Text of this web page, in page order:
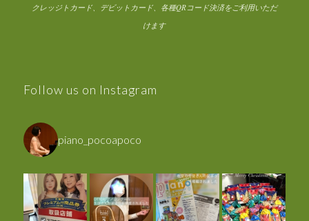
クレッジトカード、デビットカード、各種QRコード決済をご利用いただ
けます
Follow us on Instagram
piano_pocoapoco